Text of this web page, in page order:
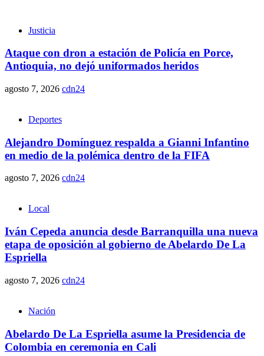
Justicia
Ataque con dron a estación de Policía en Porce,
Antioquia, no dejó uniformados heridos
agosto 7, 2026 cdn24
Deportes
Alejandro Domínguez respalda a Gianni Infantino
en medio de la polémica dentro de la FIFA
agosto 7, 2026 cdn24
Local
Iván Cepeda anuncia desde Barranquilla una nueva
etapa de oposición al gobierno de Abelardo De La
Espriella
agosto 7, 2026 cdn24
Nación
Abelardo De La Espriella asume la Presidencia de
Colombia en ceremonia en Cali